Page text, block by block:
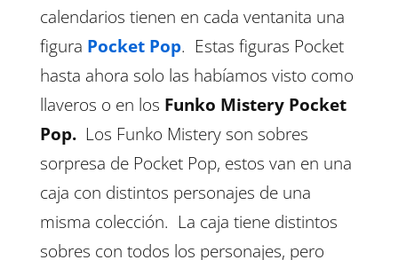
calendarios tienen en cada ventanita una
figura Pocket Pop. Estas figuras Pocket
hasta ahora solo las habíamos visto como
llaveros o en los Funko Mistery Pocket
Pop.Los Funko Mistery son sobres
sorpresa de Pocket Pop, estos van en una
caja con distintos personajes de una
misma colección. La caja tiene distintos
sobres con todos los personajes, pero